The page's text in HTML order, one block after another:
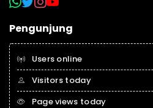
Pengunjung
Users online
Visitors today
Page views today